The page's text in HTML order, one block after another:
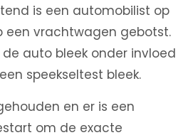
is een automobilist op
een vrachtwagen gebotst.
auto bleek onder invloed
speekseltest bleek.
en er is een
om de exacte